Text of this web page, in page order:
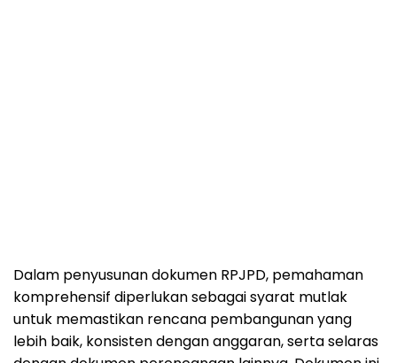
Dalam penyusunan dokumen RPJPD, pemahaman
komprehensif diperlukan sebagai syarat mutlak
untuk memastikan rencana pembangunan yang
lebih baik, konsisten dengan anggaran, serta selaras